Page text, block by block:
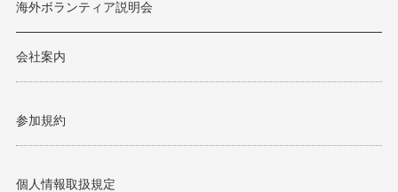
海外ボランティア説明会
会社案内
参加規約
個人情報取扱規定